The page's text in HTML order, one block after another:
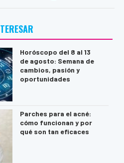
Horóscopo del 8 al 13
de agosto: Semana de
cambios, pasión y
oportunidades
Parches para el acné:
cómo funcionan y por
qué son tan eficaces